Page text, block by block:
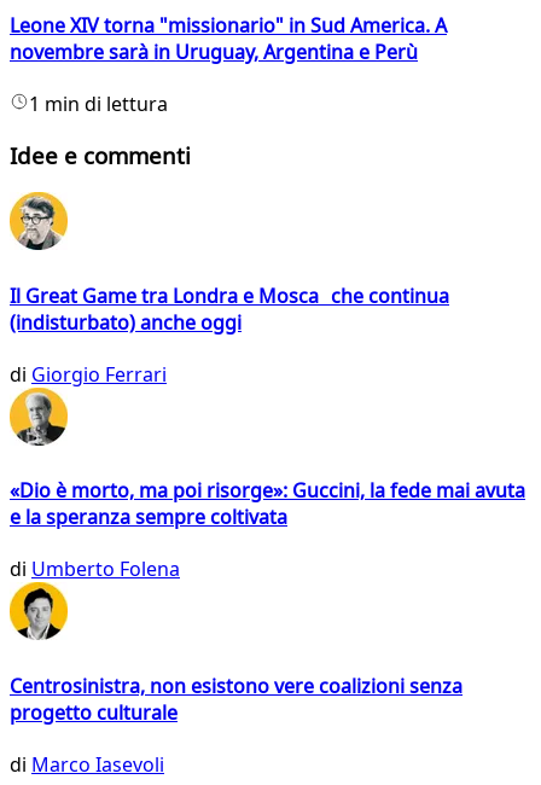
Leone XIV torna "missionario" in Sud America. A
novembre sarà in Uruguay, Argentina e Perù
1 min di lettura
Idee e commenti
Il Great Game tra Londra e Mosca che continua
(indisturbato) anche oggi
di Giorgio Ferrari
«Dio è morto, ma poi risorge»: Guccini, la fede mai avuta
e la speranza sempre coltivata
di Umberto Folena
Centrosinistra, non esistono vere coalizioni senza
progetto culturale
di Marco Iasevoli